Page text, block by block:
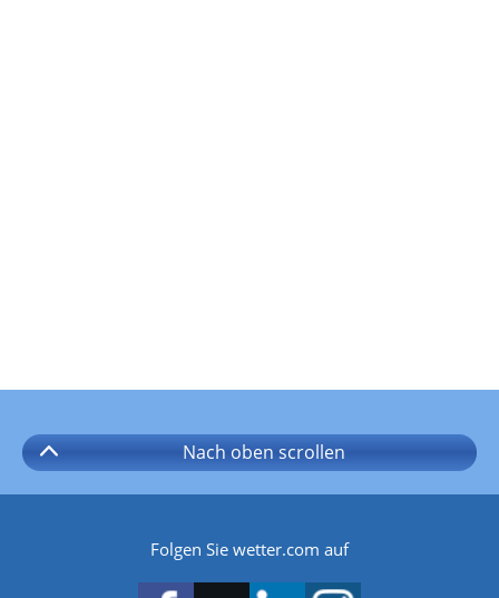
Nach oben scrollen
Folgen Sie wetter.com auf